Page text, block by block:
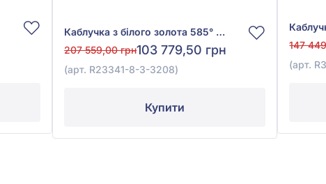
Каблучка з білого золота 585° з діамантом 0,96ct, арт. R23341-8-3-3208
207 559,00 грн103 779,50 грн
(арт. R23341-8-3-3208)
Купити
147
(арт.